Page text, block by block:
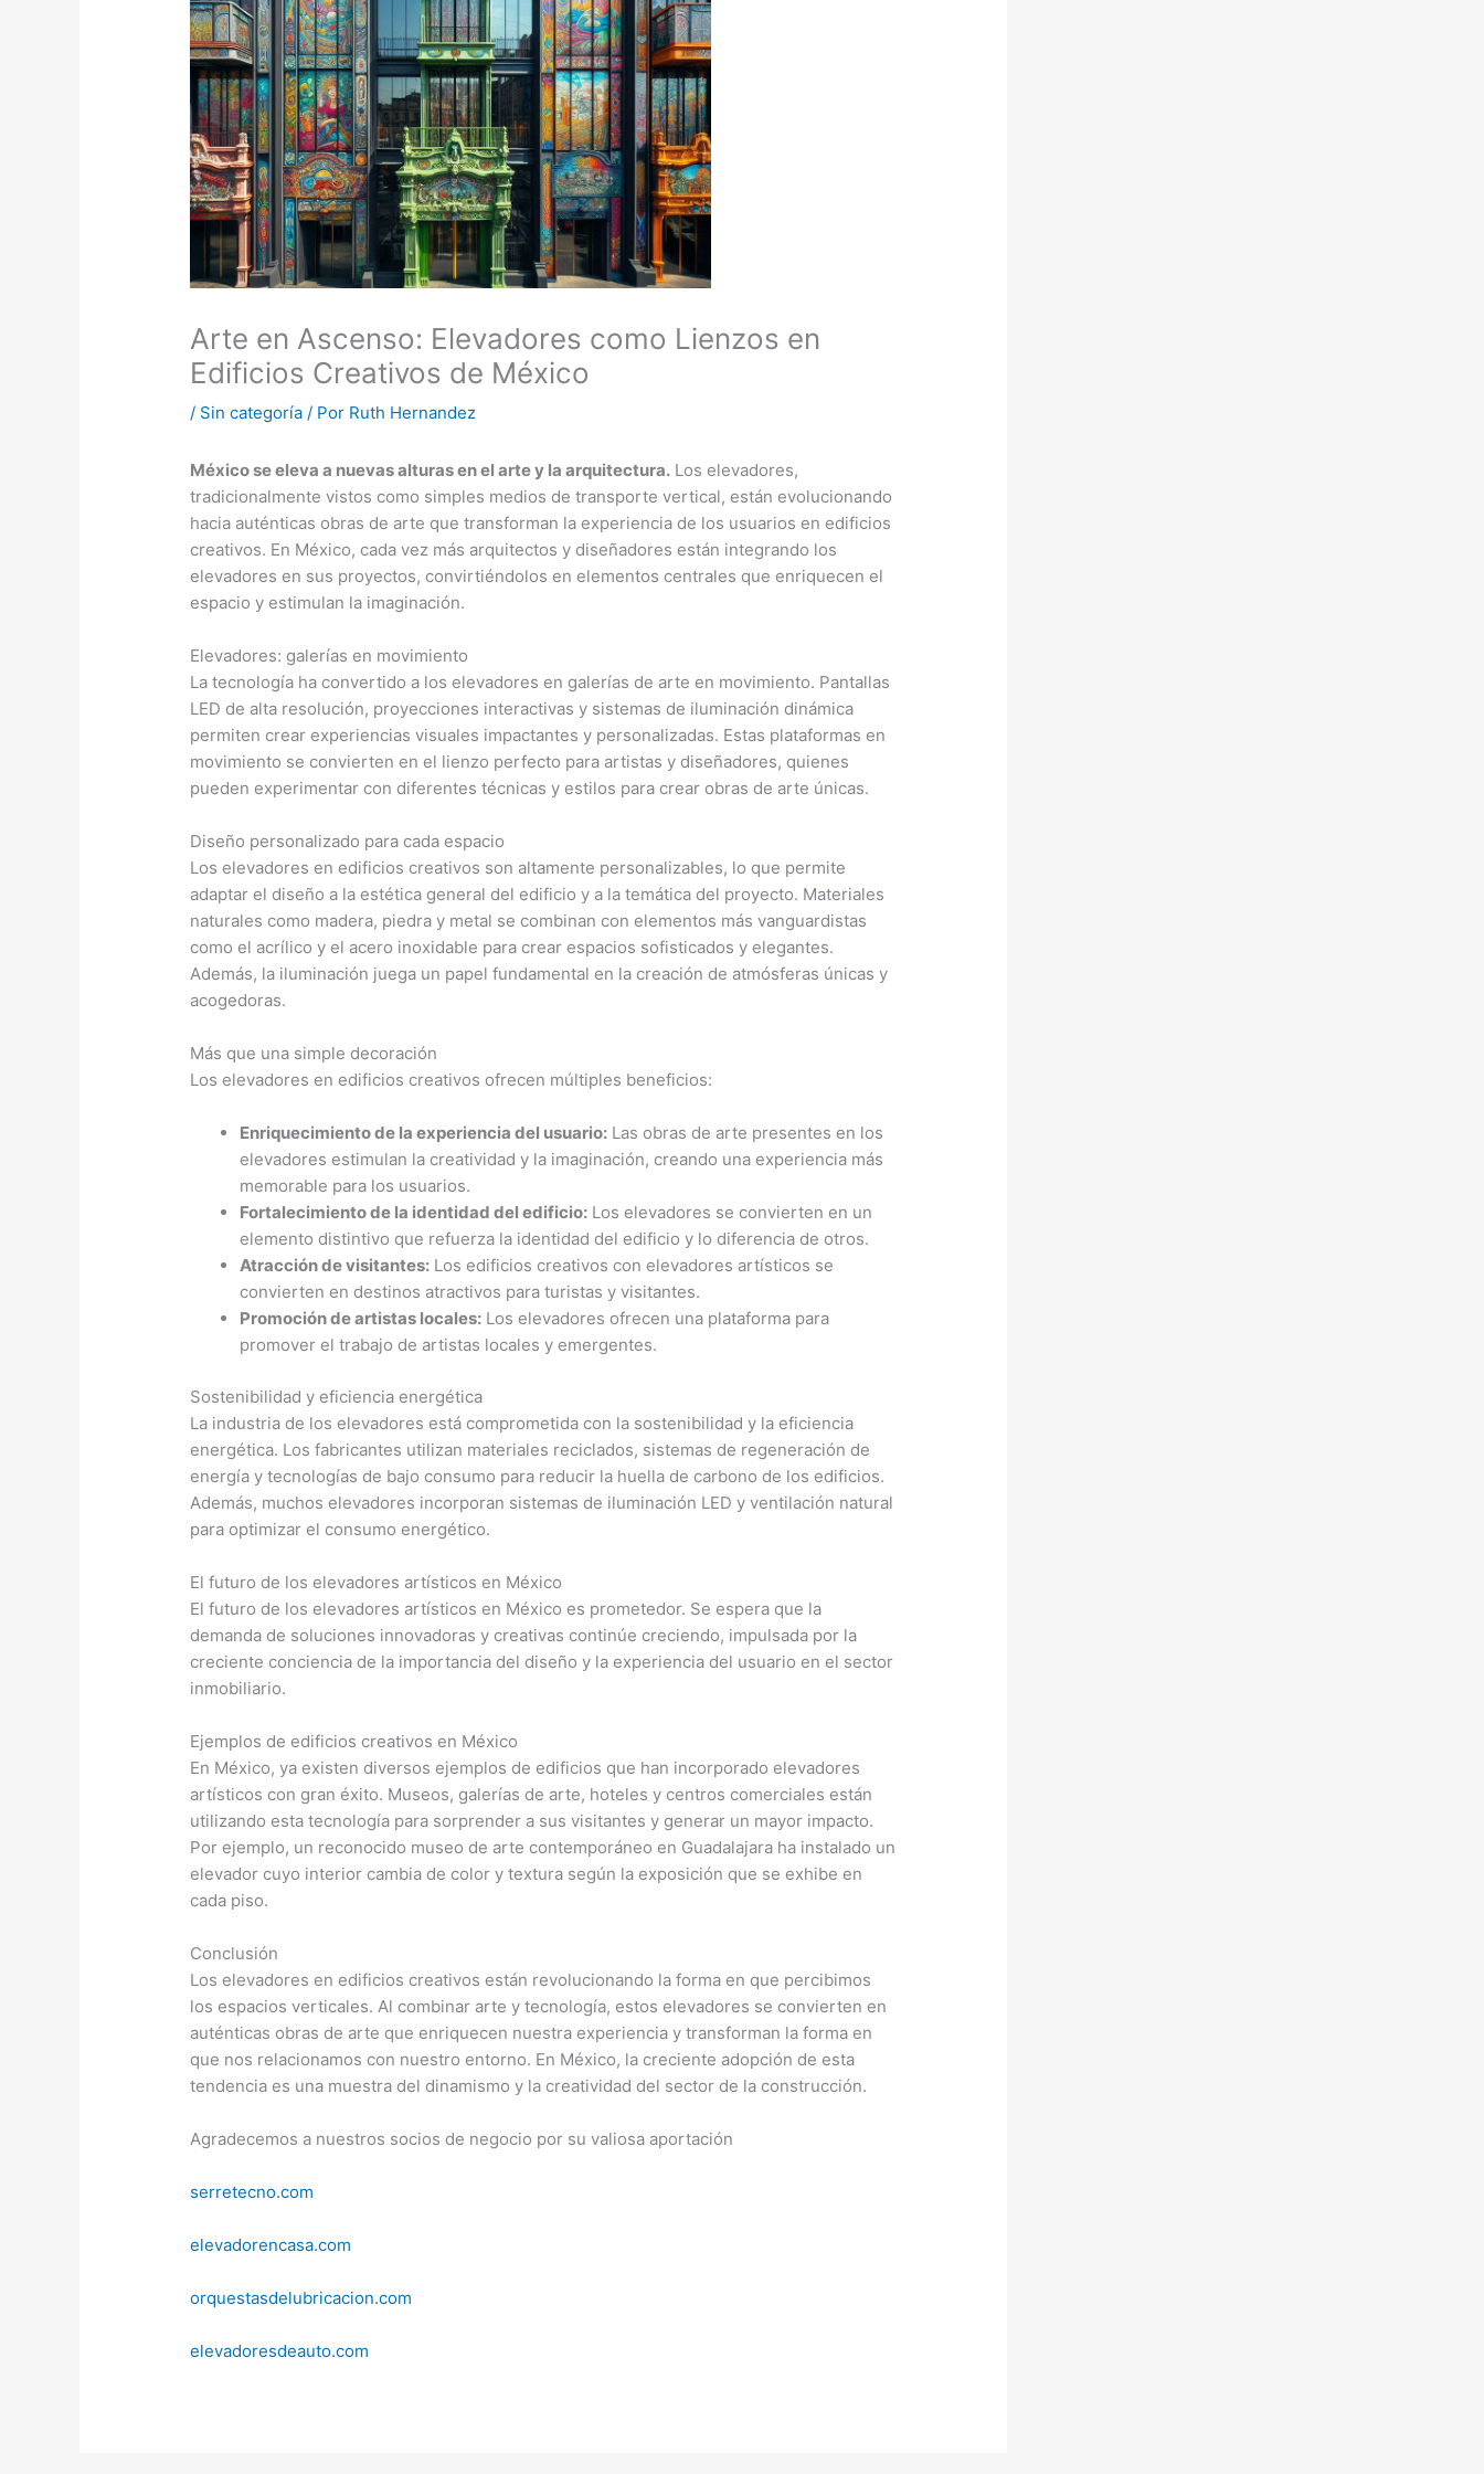
Arte en Ascenso: Elevadores como Lienzos en
Edificios Creativos de México
/ Sin categoría / Por Ruth Hernandez
México se eleva a nuevas alturas en el arte y la arquitectura. Los elevadores,
tradicionalmente vistos como simples medios de transporte vertical, están evolucionando
hacia auténticas obras de arte que transforman la experiencia de los usuarios en edificios
creativos. En México, cada vez más arquitectos y diseñadores están integrando los
elevadores en sus proyectos, convirtiéndolos en elementos centrales que enriquecen el
espacio y estimulan la imaginación.
Elevadores: galerías en movimiento
La tecnología ha convertido a los elevadores en galerías de arte en movimiento. Pantallas
LED de alta resolución, proyecciones interactivas y sistemas de iluminación dinámica
permiten crear experiencias visuales impactantes y personalizadas. Estas plataformas en
movimiento se convierten en el lienzo perfecto para artistas y diseñadores, quienes
pueden experimentar con diferentes técnicas y estilos para crear obras de arte únicas.
Diseño personalizado para cada espacio
Los elevadores en edificios creativos son altamente personalizables, lo que permite
adaptar el diseño a la estética general del edificio y a la temática del proyecto. Materiales
naturales como madera, piedra y metal se combinan con elementos más vanguardistas
como el acrílico y el acero inoxidable para crear espacios sofisticados y elegantes.
Además, la iluminación juega un papel fundamental en la creación de atmósferas únicas y
acogedoras.
Más que una simple decoración
Los elevadores en edificios creativos ofrecen múltiples beneficios:
Enriquecimiento de la experiencia del usuario: Las obras de arte presentes en los
elevadores estimulan la creatividad y la imaginación, creando una experiencia más
memorable para los usuarios.
Fortalecimiento de la identidad del edificio: Los elevadores se convierten en un
elemento distintivo que refuerza la identidad del edificio y lo diferencia de otros.
Atracción de visitantes: Los edificios creativos con elevadores artísticos se
convierten en destinos atractivos para turistas y visitantes.
Promoción de artistas locales: Los elevadores ofrecen una plataforma para
promover el trabajo de artistas locales y emergentes.
Sostenibilidad y eficiencia energética
La industria de los elevadores está comprometida con la sostenibilidad y la eficiencia
energética. Los fabricantes utilizan materiales reciclados, sistemas de regeneración de
energía y tecnologías de bajo consumo para reducir la huella de carbono de los edificios.
Además, muchos elevadores incorporan sistemas de iluminación LED y ventilación natural
para optimizar el consumo energético.
El futuro de los elevadores artísticos en México
El futuro de los elevadores artísticos en México es prometedor. Se espera que la
demanda de soluciones innovadoras y creativas continúe creciendo, impulsada por la
creciente conciencia de la importancia del diseño y la experiencia del usuario en el sector
inmobiliario.
Ejemplos de edificios creativos en México
En México, ya existen diversos ejemplos de edificios que han incorporado elevadores
artísticos con gran éxito. Museos, galerías de arte, hoteles y centros comerciales están
utilizando esta tecnología para sorprender a sus visitantes y generar un mayor impacto.
Por ejemplo, un reconocido museo de arte contemporáneo en Guadalajara ha instalado un
elevador cuyo interior cambia de color y textura según la exposición que se exhibe en
cada piso.
Conclusión
Los elevadores en edificios creativos están revolucionando la forma en que percibimos
los espacios verticales. Al combinar arte y tecnología, estos elevadores se convierten en
auténticas obras de arte que enriquecen nuestra experiencia y transforman la forma en
que nos relacionamos con nuestro entorno. En México, la creciente adopción de esta
tendencia es una muestra del dinamismo y la creatividad del sector de la construcción.
Agradecemos a nuestros socios de negocio por su valiosa aportación
serretecno.com
elevadorencasa.com
orquestasdelubricacion.com
elevadoresdeauto.com